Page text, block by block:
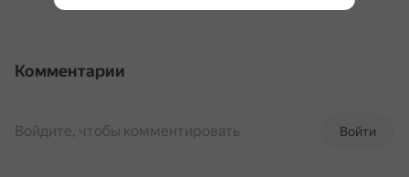
Комментарии
Войти
Войдите, чтобы комментировать